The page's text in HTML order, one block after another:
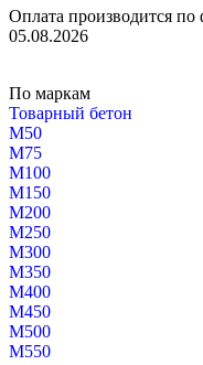
Оплата производится
05.08.2026
По маркам
Товарный бетон
М50
М75
М100
М150
М200
М250
М300
М350
М400
М450
М500
М550